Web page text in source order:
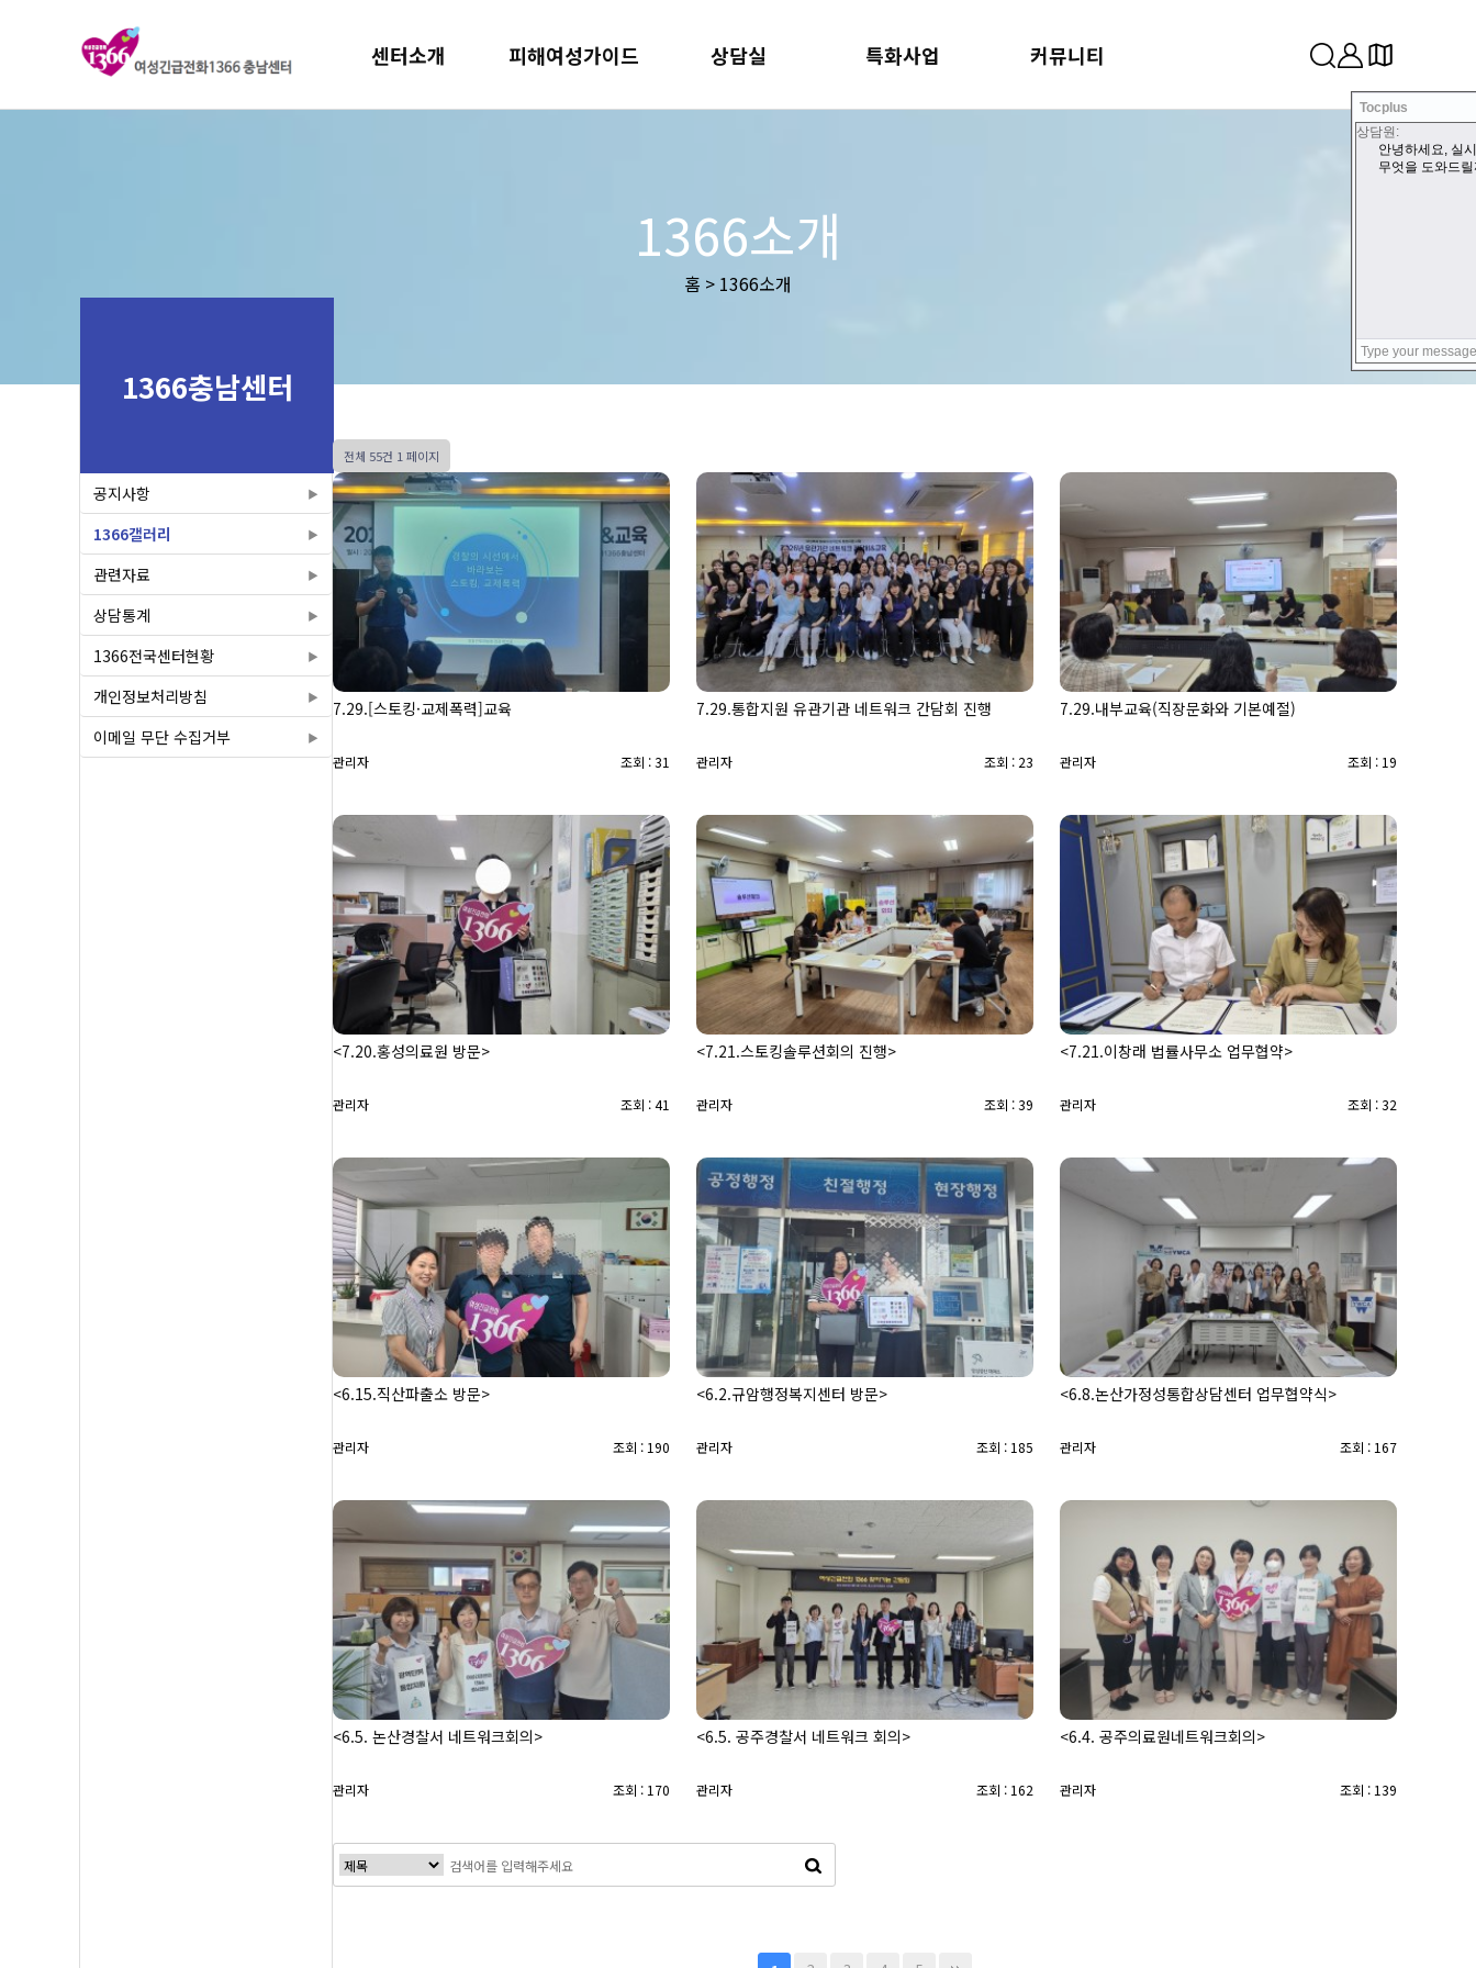
센터소개 피해여성가이드 상담실 특화사업 커뮤니티
1366소개
홈 > 1366소개
1366충남센터
공지사항
1366갤러리
관련자료
상담통계
1366전국센터현황
개인정보처리방침
이메일 무단 수집거부
전체 55건 1 페이지
7.29.[스토킹·교제폭력]교육
관리자 조회 : 31
7.29.통합지원 유관기관 네트워크 간담회 진행
관리자 조회 : 23
7.29.내부교육(직장문화와 기본예절)
관리자 조회 : 19
<7.20.홍성의료원 방문>
관리자 조회 : 41
<7.21.스토킹솔루션회의 진행>
관리자 조회 : 39
<7.21.이창래 법률사무소 업무협약>
관리자 조회 : 32
<6.15.직산파출소 방문>
관리자 조회 : 190
<6.2.규암행정복지센터 방문>
관리자 조회 : 185
<6.8.논산가정성통합상담센터 업무협약식>
관리자 조회 : 167
<6.5. 논산경찰서 네트워크회의>
관리자 조회 : 170
<6.5. 공주경찰서 네트워크 회의>
관리자 조회 : 162
<6.4. 공주의료원네트워크회의>
관리자 조회 : 139
Tocplus